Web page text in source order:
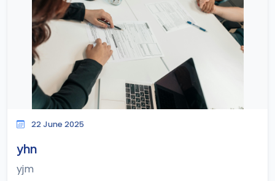
22 June 2025
yhn
yjm